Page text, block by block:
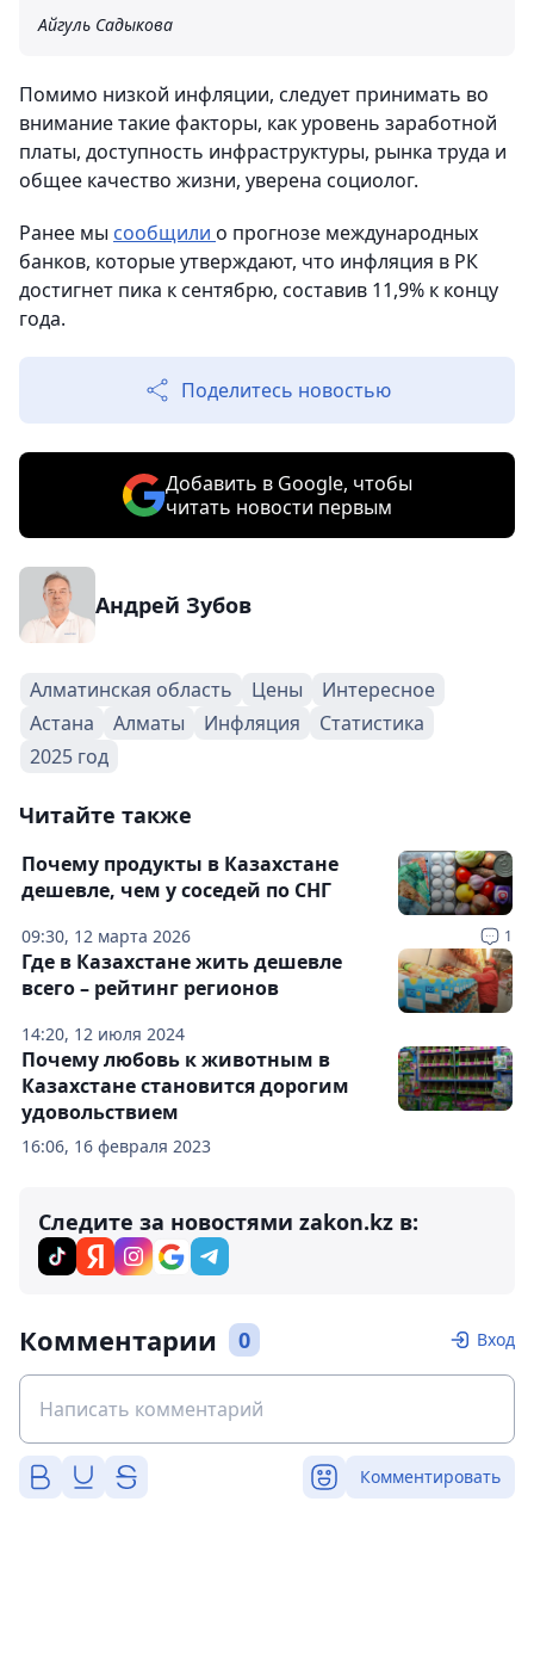
Айгуль Садыкова
Помимо низкой инфляции, следует принимать во
внимание такие факторы, как уровень заработной
платы, доступность инфраструктуры, рынка труда и
общее качество жизни, уверена социолог.
Ранее мы сообщили о прогнозе международных
банков, которые утверждают, что инфляция в РК
достигнет пика к сентябрю, составив 11,9% к концу
года.
Поделитесь новостью
Добавить в Google, чтобы
читать новости первым
Андрей Зубов
Алматинская область Цены
Интересное
Астана
Алматы Инфляция
Статистика
2025 год
Читайте также
09:30, 12 марта 2026 1
Почему продукты в Казахстане
дешевле, чем у соседей по СНГ
14:20, 12 июля 2024
Где в Казахстане жить дешевле
всего – рейтинг регионов
16:06, 16 февраля 2023
Почему любовь к животным в
Казахстане становится дорогим
удовольствием
Следите за новостями zakon.kz в:
Комментарии 0 Вход
Комментировать